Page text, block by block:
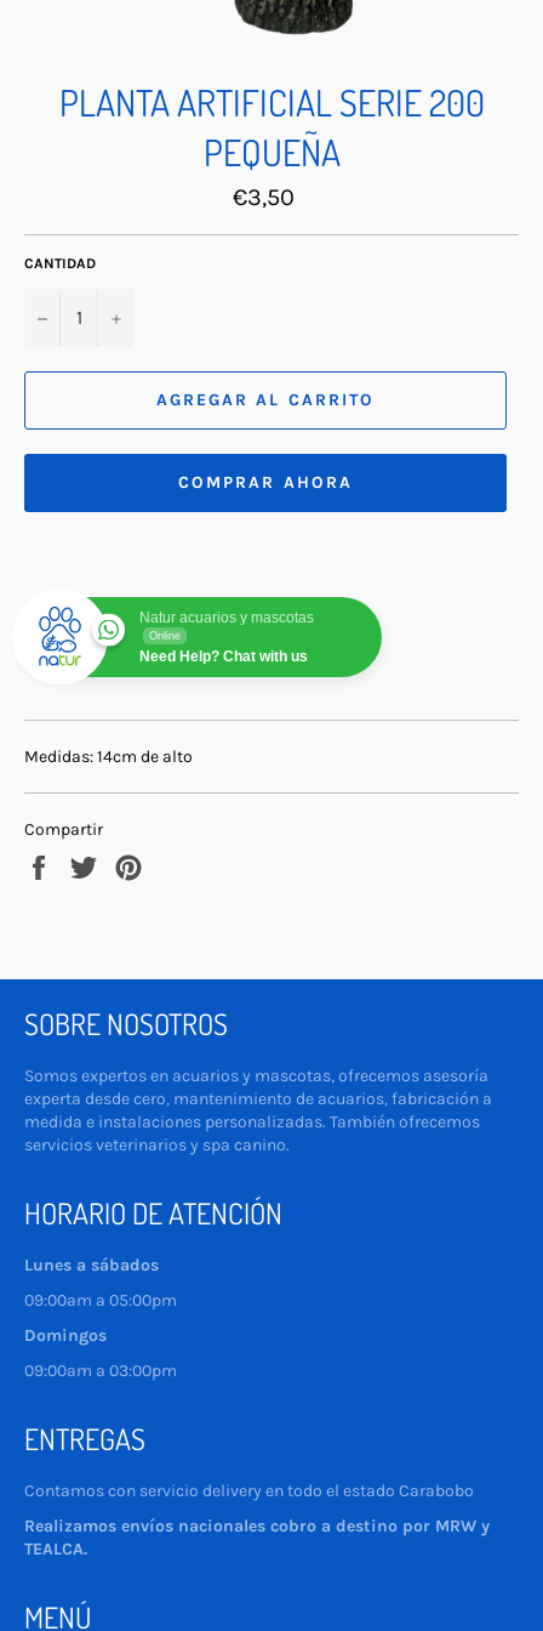
PLANTA ARTIFICIAL SERIE 200
PEQUEÑA
Precio
habitual
€3,50
CANTIDAD
− +
AGREGAR AL CARRITO
COMPRAR AHORA
Natur acuarios y mascotas
Online
Need Help? Chat with us
Medidas: 14cm de alto
Compartir
Compartir
Tuitear
SOBRE NOSOTROS
Somos expertos en acuarios y mascotas, ofrecemos asesoría
experta desde cero, mantenimiento de acuarios, fabricación a
medida e instalaciones personalizadas. También ofrecemos
servicios veterinarios y spa canino.
HORARIO DE ATENCIÓN
Lunes a sábados
09:00am a 05:00pm
Domingos
09:00am a 03:00pm
ENTREGAS
Contamos con servicio delivery en todo el estado Carabobo
Realizamos envíos nacionales cobro a destino por MRW y
TEALCA.
MENÚ